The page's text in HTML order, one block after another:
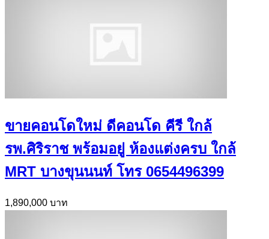
ขายคอนโดใหม่ ดีคอนโด คีรี ใกล้
รพ.ศิริราช พร้อมอยู่ ห้องแต่งครบ ใกล้
MRT บางขุนนนท์ โทร 0654496399
1,890,000 บาท